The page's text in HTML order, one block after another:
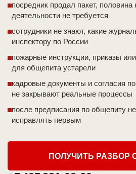
посредник продал пакет, половина
деятельности не требуется
сотрудники не знают, какие
инспектору по России
пожарные инструкции, приказы
для общепита устарели
кадровые документы и согласия
не закрывают реальные процессы
после предписания по общепиту
исправлять первым
ПОЛУЧИТЬ РАЗБОР